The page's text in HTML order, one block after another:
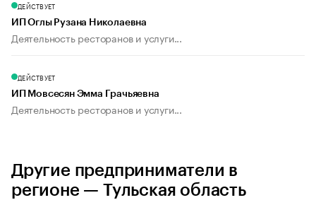
ДЕЙСТВУЕТ
ИП Оглы Рузана Николаевна
Деятельность ресторанов и услуги...
ДЕЙСТВУЕТ
ИП Мовсесян Эмма Грачьяевна
Деятельность ресторанов и услуги...
Другие предприниматели в
регионе — Тульская область